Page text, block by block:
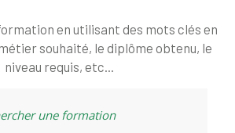
en utilisant des mots clés en
souhaité, le diplôme obtenu, le
niveau requis, etc...